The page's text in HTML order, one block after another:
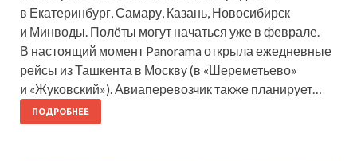
в Екатеринбург, Самару, Казань, Новосибирск
и Минводы. Полёты могут начаться уже в феврале.
В настоящий момент Panorama открыла ежедневные
рейсы из Ташкента в Москву (в «Шереметьево»
и «Жуковский»). Авиаперевозчик также планирует…
ПОДРОБНЕЕ